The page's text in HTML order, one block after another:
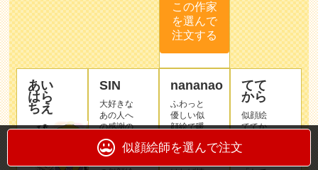
この作家
を選んで
注文する
あい
はら
ちえ
SIN
大好きな
あの人へ
の感謝の
気持ち
を、やさ
nananao
ふわっと
優しい似
顔絵で暖
ちに
てて
から
似顔絵
ててか
します。
似顔絵師を選んで注文